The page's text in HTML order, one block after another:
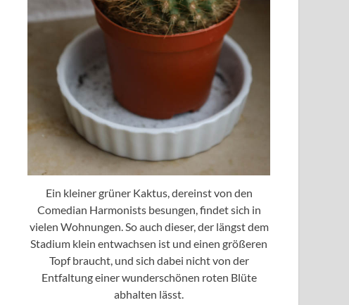
Ein kleiner grüner Kaktus, dereinst von den
Comedian Harmonists besungen, findet sich in
vielen Wohnungen. So auch dieser, der längst dem
Stadium klein entwachsen ist und einen größeren
Topf braucht, und sich dabei nicht von der
Entfaltung einer wunderschönen roten Blüte
abhalten lässt.